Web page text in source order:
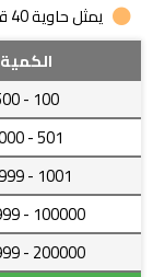
يمثل حاوية 40 قدم HQ
الكمية
100
- 500
501
- 1000
1001
- 99999
100000
- 199999
200000
- 239999
للدكاترة
مكون
من
قطع
من